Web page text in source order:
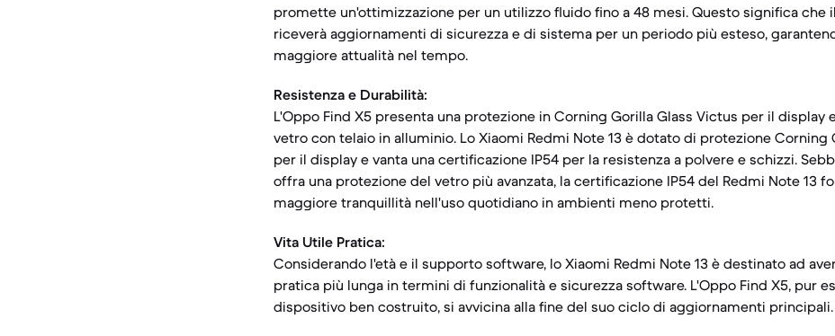
promette un'ottimizzazione per un utilizzo fluido fino a 48 mesi. Questo significa che
riceverà aggiornamenti di sicurezza e di sistema per un periodo più esteso,
maggiore attualità nel tempo.
Resistenza e Durabilità:
L'Oppo Find X5 presenta una protezione in Corning Gorilla Glass Victus per il display
vetro con telaio in alluminio. Lo Xiaomi Redmi Note 13 è dotato di protezione Corning
per il display e vanta una certificazione IP54 per la resistenza a polvere e schizzi.
offra una protezione del vetro più avanzata, la certificazione IP54 del Redmi Note 13
maggiore tranquillità nell'uso quotidiano in ambienti meno protetti.
Vita Utile Pratica:
Considerando l'età e il supporto software, lo Xiaomi Redmi Note 13 è destinato ad
pratica più lunga in termini di funzionalità e sicurezza software. L'Oppo Find X5, pur
dispositivo ben costruito, si avvicina alla fine del suo ciclo di aggiornamenti principali.